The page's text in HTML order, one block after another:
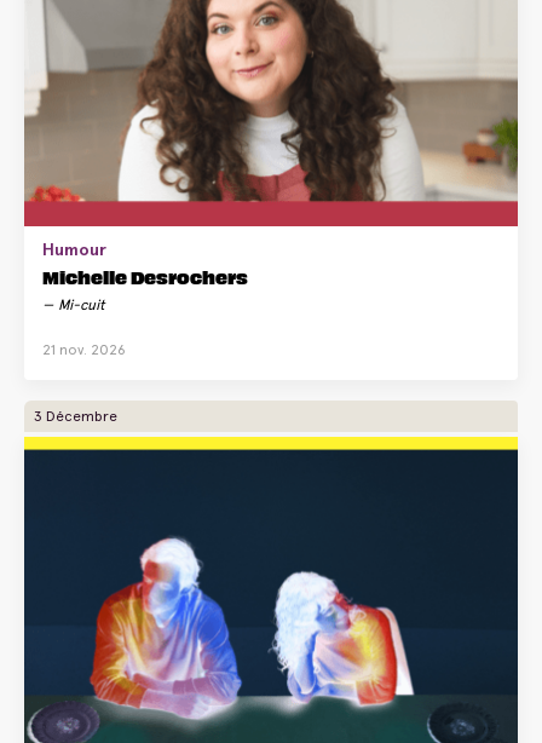
Humour
Michelle Desrochers
Mi-cuit
21 nov. 2026
3 Décembre